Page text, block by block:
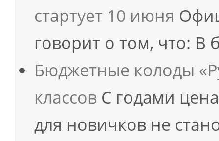
стартует 10 июня
говорит о том, что:
Бюджетные колоды
классов С годами
для новичков не